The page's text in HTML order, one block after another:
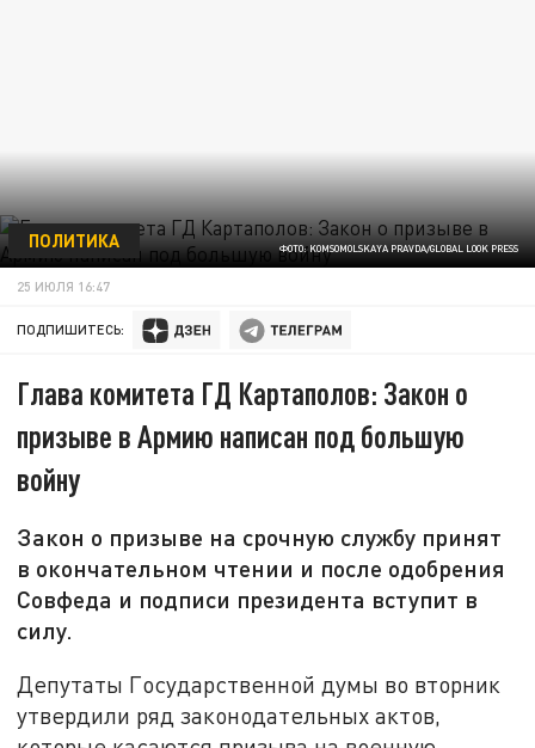
ФОТО: KOMSOMOLSKAYA PRAVDA/GLOBAL LOOK PRESS
ПОЛИТИКА
25 ИЮЛЯ 16:47
ПОДПИШИТЕСЬ:
Глава комитета ГД Картаполов: Закон о
призыве в Армию написан под большую
войну
Закон о призыве на срочную службу принят
в окончательном чтении и после одобрения
Совфеда и подписи президента вступит в
силу.
Депутаты Государственной думы во вторник
утвердили ряд законодательных актов,